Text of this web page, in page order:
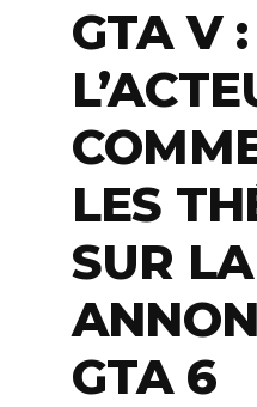
GTA V :
LES
SUR
GTA 6